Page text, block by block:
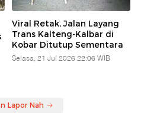
Viral Retak, Jalan Layang
Trans Kalteng-Kalbar di
Kobar Ditutup Sementara
Selasa, 21 Jul 2026 22:06 WIB
Lapor Nah